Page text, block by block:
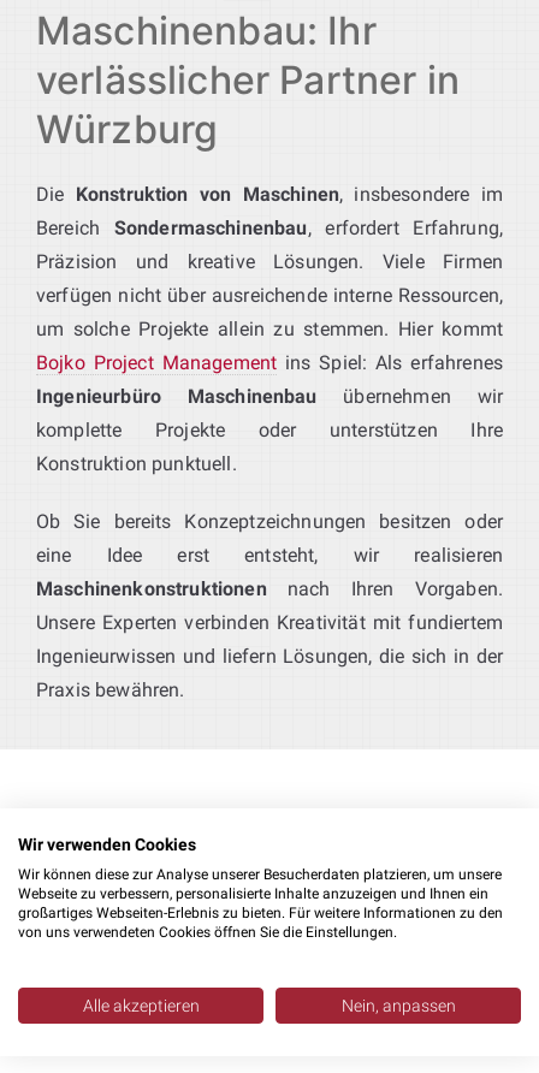
Maschinenbau: Ihr
verlässlicher Partner in
Würzburg
Die Konstruktion von Maschinen, insbesondere im
Bereich Sondermaschinenbau, erfordert Erfahrung,
Präzision und kreative Lösungen. Viele Firmen
verfügen nicht über ausreichende interne Ressourcen,
um solche Projekte allein zu stemmen. Hier kommt
Bojko Project Management ins Spiel: Als erfahrenes
Ingenieurbüro Maschinenbau übernehmen wir
komplette Projekte oder unterstützen Ihre
Konstruktion punktuell.
Ob Sie bereits Konzeptzeichnungen besitzen oder
eine Idee erst entsteht, wir realisieren
Maschinenkonstruktionen nach Ihren Vorgaben.
Unsere Experten verbinden Kreativität mit fundiertem
Ingenieurwissen und liefern Lösungen, die sich in der
Praxis bewähren.
Konstruktion mit Inventor &
Kompetenz im
Sondermaschinenbau
Wir verwenden Cookies
Wir können diese zur Analyse unserer Besucherdaten platzieren, um unsere
Webseite zu verbessern, personalisierte Inhalte anzuzeigen und Ihnen ein
großartiges Webseiten-Erlebnis zu bieten. Für weitere Informationen zu den
von uns verwendeten Cookies öffnen Sie die Einstellungen.
Alle akzeptieren Nein, anpassen